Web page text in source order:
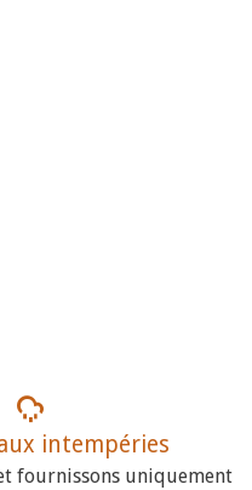
intempéries
fournissons uniquement